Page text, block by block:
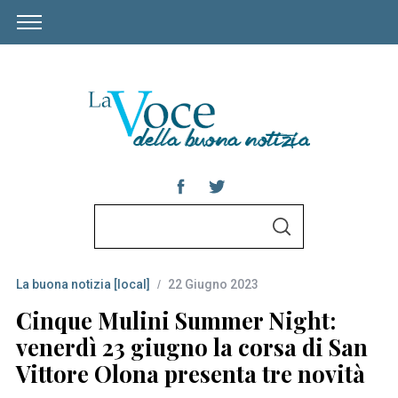
r
c
h
f
o
S
La buona notizia [local] 22 Giugno 2023
Cinque Mulini Summer Night:
venerdì 23 giugno la corsa di San
Vittore Olona presenta tre novità